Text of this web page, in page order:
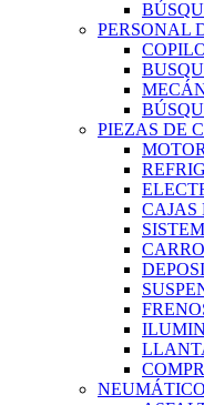
PERSONAL
PIEZAS DE
CAJAS